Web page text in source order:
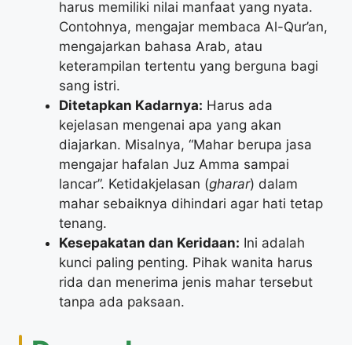
harus memiliki nilai manfaat yang nyata.
Contohnya, mengajar membaca Al-Qur’an,
mengajarkan bahasa Arab, atau
keterampilan tertentu yang berguna bagi
sang istri.
Ditetapkan Kadarnya: Harus ada
kejelasan mengenai apa yang akan
diajarkan. Misalnya, “Mahar berupa jasa
mengajar hafalan Juz Amma sampai
lancar”. Ketidakjelasan (gharar) dalam
mahar sebaiknya dihindari agar hati tetap
tenang.
Kesepakatan dan Keridaan: Ini adalah
kunci paling penting. Pihak wanita harus
rida dan menerima jenis mahar tersebut
tanpa ada paksaan.